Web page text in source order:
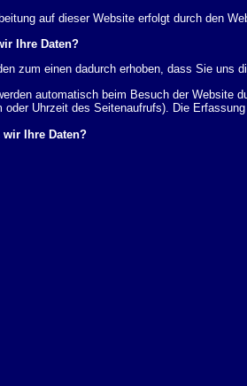
auf dieser Website erfolgt durch den
Ihre Daten?
zum einen dadurch erhoben, dass Sie
automatisch beim Besuch der Website
oder Uhrzeit des Seitenaufrufs). Die
Ihre Daten?